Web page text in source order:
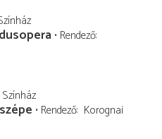
Rendező
Rendező Korognai